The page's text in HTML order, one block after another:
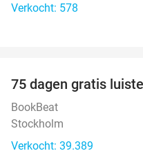
Verkocht: 578
75 dagen gratis
BookBeat
Stockholm
Verkocht: 39.389